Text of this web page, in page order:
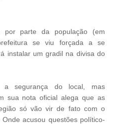
por parte da população (em
se viu forçada a se
instalar um gradil na divisa do
a segurança do local, mas
sua nota oficial alega que as
só vão vir de fato com o
acusou questões político-